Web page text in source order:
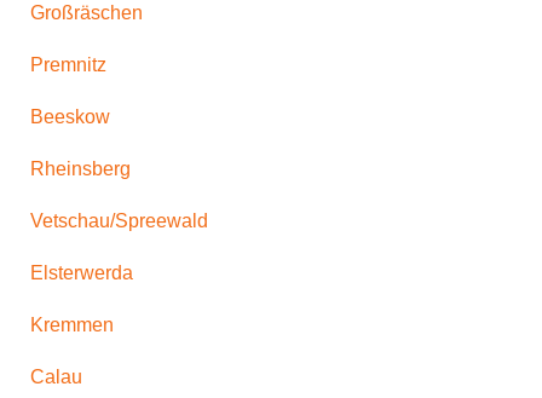
Großräschen
Premnitz
Beeskow
Rheinsberg
Vetschau/Spreewald
Elsterwerda
Kremmen
Calau